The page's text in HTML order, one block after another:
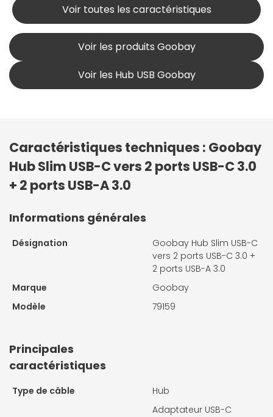
Voir toutes les caractéristiques
Voir les produits Goobay
Voir les Hub USB Goobay
Caractéristiques techniques : Goobay
Hub Slim USB-C vers 2 ports USB-C 3.0
+ 2 ports USB-A 3.0
Informations générales
Désignation
Goobay Hub Slim USB-C
vers 2 ports USB-C 3.0 +
2 ports USB-A 3.0
Marque
Goobay
Modèle
79159
Principales
caractéristiques
Type de câble
Hub
Adaptateur USB-C